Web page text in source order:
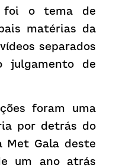
foi o tema de
separados
julgamento de
foram uma
por detrás do
Met Gala deste
um ano atrás